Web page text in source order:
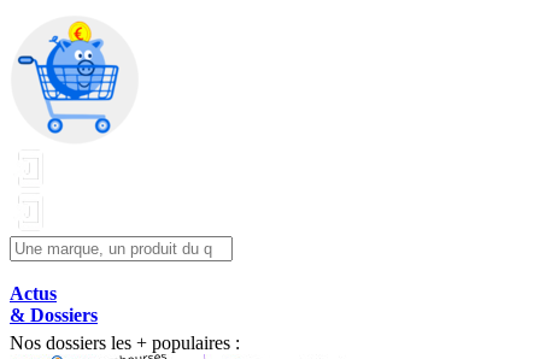
Actus
& Dossiers
Nos dossiers les + populaires :